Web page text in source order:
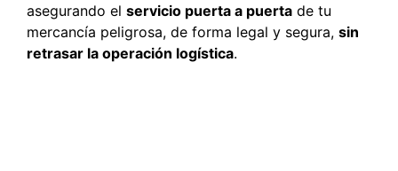
asegurando el servicio puerta a puerta de tu
mercancía peligrosa, de forma legal y segura, sin
retrasar la operación logística.